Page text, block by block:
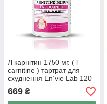
Л карнітин 1750 мг. ( l
carnitine ) тартрат для
схуднення En`vie Lab 120
капсул
669 ₴